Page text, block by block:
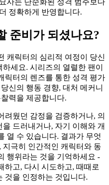
사는 단순화된 성격 범주보다
정확하게 반영합니다.
준비가 되셨나요?
캐릭터의 심리적 여정이 당신
세요. 시리즈의 열렬한 팬이
릭터의 렌즈를 통한 성격 평가
신의 행동 경향, 대처 메커니
력을 제공합니다.
려웠던 감정을 검증하거나, 의
드러내거나, 자기 이해와 개
열 수 있습니다. 결과가 무엇
극히 인간적인 캐릭터와 동
행위라는 것을 기억하세요 -
하고, 다시 시도하고, 때때로
것을 인정하는 것입니다.